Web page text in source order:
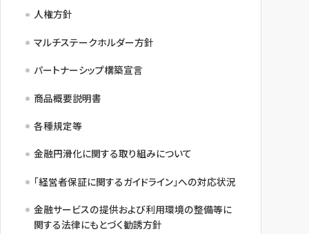
人権方針
マルチステークホルダー方針
パートナーシップ構築宣言
商品概要説明書
各種規定等
金融円滑化に関する取り組みについて
「経営者保証に関するガイドライン」への対応状況
金融サービスの提供および利用環境の整備等に
関する法律にもとづく勧誘方針